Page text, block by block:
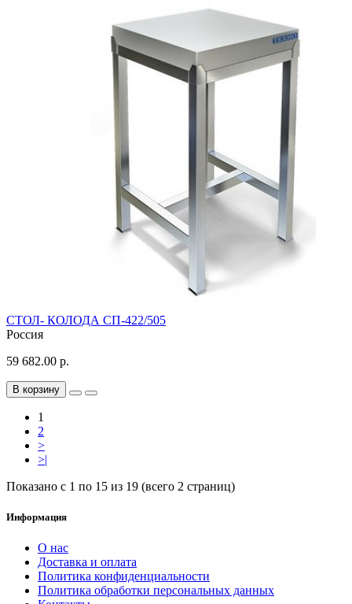
СТОЛ- КОЛОДА СП-422/505
Россия
59 682.00 р.
В корзину
1
2
>
>|
Показано с 1 по 15 из 19 (всего 2 страниц)
Информация
О нас
Доставка и оплата
Политика конфиденциальности
Политика обработки персональных данных